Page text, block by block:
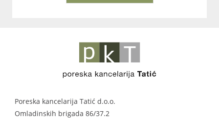
Poreska kancelarija Tatić d.o.o.
Omladinskih brigada 86/37.2